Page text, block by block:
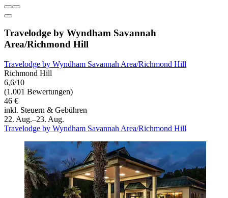
Travelodge by Wyndham Savannah
Area/Richmond Hill
Travelodge by Wyndham Savannah Area/Richmond Hill
Richmond Hill
6,6/10
(1.001 Bewertungen)
46 €
inkl. Steuern & Gebühren
22. Aug.–23. Aug.
Travelodge by Wyndham Savannah Area/Richmond Hill